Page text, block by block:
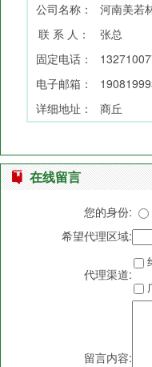
公司名称：
河南美若
联 系 人：
张总
固定电话：
电子邮箱：
详细地址：
商丘
在线留言
您的身份:
希望代理区域:
代理渠道:
留言内容: